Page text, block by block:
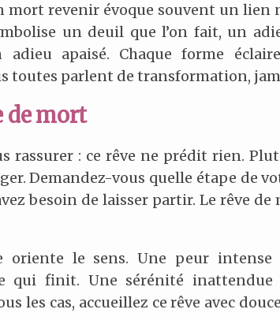
mort revenir évoque souvent un lien
un deuil que l’on fait, un
apaisé. Chaque forme
toutes parlent de transformation,
de mort
rassurer : ce rêve ne prédit rien.
Demandez-vous quelle étape de
besoin de laisser partir. Le rêve
oriente le sens. Une peur
qui finit. Une sérénité
les cas, accueillez ce rêve avec